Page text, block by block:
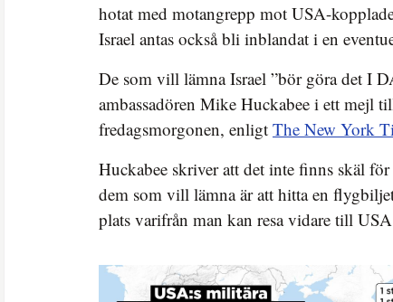
hotat med motangrepp mot USA-
Israel antas också bli inblandat i en
De som vill lämna Israel ”bör göra det I
ambassadören Mike Huckabee i ett mejl
fredagsmorgonen, enligt The New York
Huckabee skriver att det inte finns skäl
dem som vill lämna är att hitta en
plats varifrån man kan resa vidare till